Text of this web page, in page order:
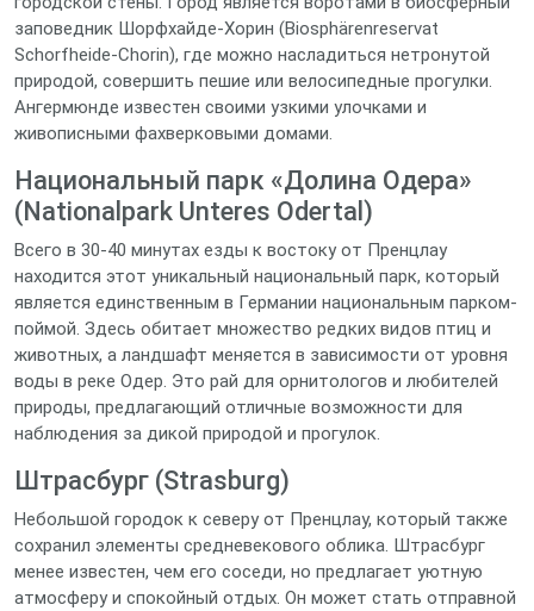
заповедник Шорфхайде-Хорин (Biosphärenreservat
Schorfheide-Chorin), где можно насладиться нетронутой
природой, совершить пешие или велосипедные прогулки.
Ангермюнде известен своими узкими улочками и
живописными фахверковыми домами.
Национальный парк «Долина Одера»
(Nationalpark Unteres Odertal)
Всего в 30-40 минутах езды к востоку от Пренцлау
находится этот уникальный национальный парк, который
является единственным в Германии национальным парком-
поймой. Здесь обитает множество редких видов птиц и
животных, а ландшафт меняется в зависимости от уровня
воды в реке Одер. Это рай для орнитологов и любителей
природы, предлагающий отличные возможности для
наблюдения за дикой природой и прогулок.
Штрасбург (Strasburg)
Небольшой городок к северу от Пренцлау, который также
сохранил элементы средневекового облика. Штрасбург
менее известен, чем его соседи, но предлагает уютную
атмосферу и спокойный отдых. Он может стать отправной